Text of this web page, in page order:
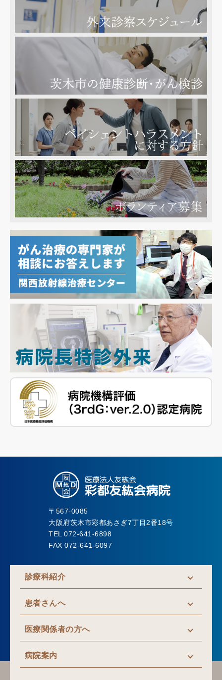
〒567-0085
大阪府茨木市彩都あさぎ7丁目2番18号
TEL 072-641-6898
FAX 072-641-6097
診療科紹介
患者さんへ
医療関係者の方へ
病院案内